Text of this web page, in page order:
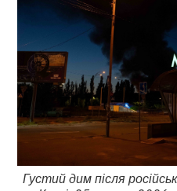
Густий дим після